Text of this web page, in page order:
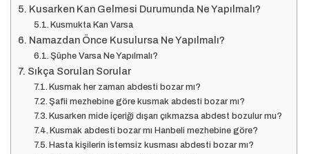
Kusarken Kan Gelmesi Durumunda Ne Yapılmalı?
Kusmukta Kan Varsa
Namazdan Önce Kusulursa Ne Yapılmalı?
Şüphe Varsa Ne Yapılmalı?
Sıkça Sorulan Sorular
Kusmak her zaman abdesti bozar mı?
Şafii mezhebine göre kusmak abdesti bozar mı?
Kusarken mide içeriği dışarı çıkmazsa abdest bozulur mu?
Kusmak abdesti bozar mı Hanbeli mezhebine göre?
Hasta kişilerin istemsiz kusması abdesti bozar mı?